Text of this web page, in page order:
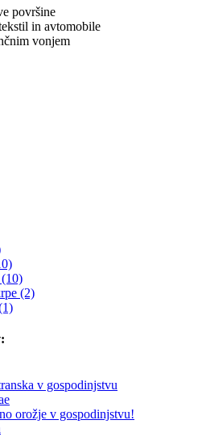
površine
in avtomobile
vonjem
(2)
v gospodinjstvu
orožje v gospodinjstvu!